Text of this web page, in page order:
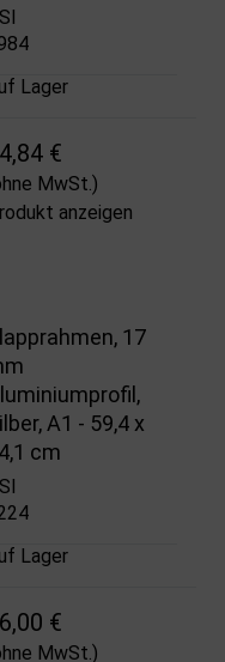
Lager
€
MwSt.)
anzeigen
17
A1 - 59,4 x
cm
Lager
€
MwSt.)